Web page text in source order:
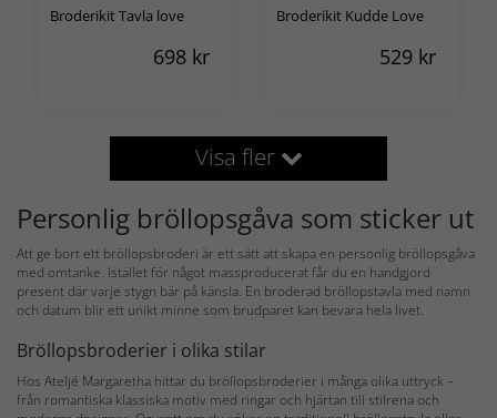
Broderikit Tavla love
698 kr
Broderikit Kudde Love
529 kr
Visa fler
Personlig bröllopsgåva som sticker ut
Att ge bort ett bröllopsbroderi är ett sätt att skapa en personlig bröllopsgåva
med omtanke. Istället för något massproducerat får du en handgjord
present där varje stygn bär på känsla. En broderad bröllopstavla med namn
och datum blir ett unikt minne som brudparet kan bevara hela livet.
Bröllopsbroderier i olika stilar
Hos Ateljé Margaretha hittar du bröllopsbroderier i många olika uttryck –
från romantiska klassiska motiv med ringar och hjärtan till stilrena och